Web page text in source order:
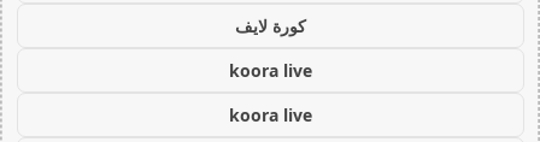
كورة لايف
koora live
koora live